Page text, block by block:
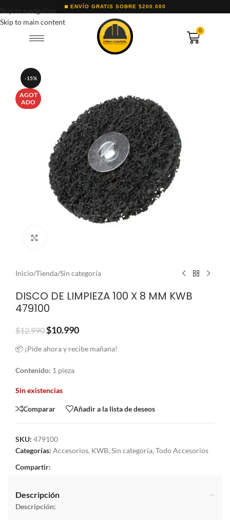
Skip to navigation
Skip to main content
ENVÍO GRATIS SOBRE $200.000
0
-15%
AGOT
ADO
Inicio/Tienda/Sin categoría
DISCO DE LIMPIEZA 100 X 8 MM KWB
479100
$12.990$10.990
📦 ¡Pide ahora y recibe mañana!
Contenido: 1 pieza
Sin existencias
Comparar Añadir a la lista de deseos
SKU: 479100
Categorías: Accesorios, KWB, Sin categoría, Todo Accesorios
Compartir:
Descripción
Descripción: